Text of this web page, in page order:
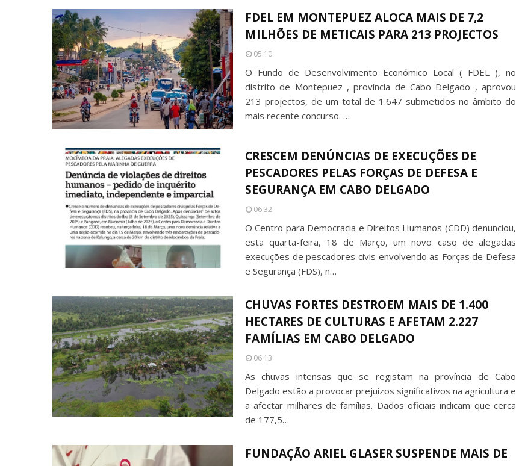
FDEL EM MONTEPUEZ ALOCA MAIS DE 7,2
MILHÕES DE METICAIS PARA 213 PROJECTOS
05:10
O Fundo de Desenvolvimento Económico Local ( FDEL ), no
distrito de Montepuez , província de Cabo Delgado , aprovou
213 projectos, de um total de 1.647 submetidos no âmbito do
mais recente concurso. …
CRESCEM DENÚNCIAS DE EXECUÇÕES DE
PESCADORES PELAS FORÇAS DE DEFESA E
SEGURANÇA EM CABO DELGADO
06:32
O Centro para Democracia e Direitos Humanos (CDD) denunciou,
esta quarta-feira, 18 de Março, um novo caso de alegadas
execuções de pescadores civis envolvendo as Forças de Defesa
e Segurança (FDS), n…
CHUVAS FORTES DESTROEM MAIS DE 1.400
HECTARES DE CULTURAS E AFETAM 2.227
FAMÍLIAS EM CABO DELGADO
06:13
As chuvas intensas que se registam na província de Cabo
Delgado estão a provocar prejuízos significativos na agricultura e
a afectar milhares de famílias. Dados oficiais indicam que cerca
de 177,5…
FUNDAÇÃO ARIEL GLASER SUSPENDE MAIS DE